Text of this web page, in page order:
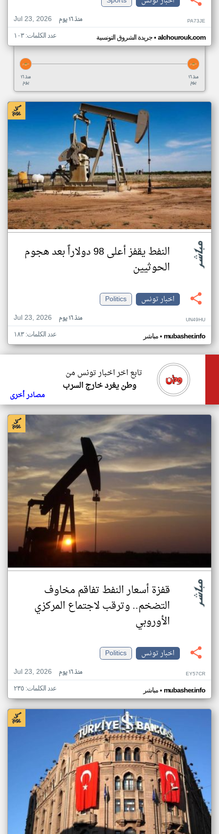
Jul 23, 2026
منذ ١٦ يوم PA73JE
جريدة الشروق التونسية• alchourouk.com عدد الكلمات: ١٠٣
منذ ١٦
يوم
منذ ١٦
يوم
النفط يقفز أعلى 98 دولاراً بعد هجوم
الحوثيين
اخبار تونس
Politics
Jul 23, 2026
منذ ١٦ يوم UN49HU
مباشر• mubasher.info عدد الكلمات: ١٨٣
تابع اخر اخبار تونس من
وطن يغرد خارج السرب
مصادر أخرى
قفزة أسعار النفط تفاقم مخاوف
التضخم.. وترقب لاجتماع المركزي
الأوروبي
اخبار تونس
Politics
Jul 23, 2026
منذ ١٦ يوم EY57CR
مباشر• mubasher.info عدد الكلمات: ٢٣٥